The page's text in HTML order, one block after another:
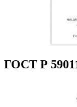
ГОСТ Р